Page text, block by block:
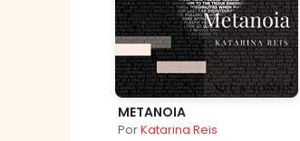
METANOIA
PorKatarina Reis